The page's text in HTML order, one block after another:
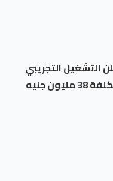
التشغيل التجريبي
جنيه